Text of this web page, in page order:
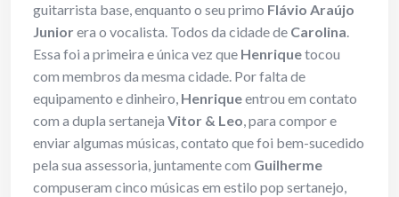
guitarrista base, enquanto o seu primo Flávio Araújo
Juniorera o vocalista. Todos da cidade de Carolina.
Essa foi a primeira e única vez que Henriquetocou
com membros da mesma cidade. Por falta de
equipamento e dinheiro, Henriqueentrou em contato
com a dupla sertaneja Vitor & Leo, para compor e
enviar algumas músicas, contato que foi bem-sucedido
pela sua assessoria, juntamente com Guilherme
compuseram cinco músicas em estilo pop sertanejo,